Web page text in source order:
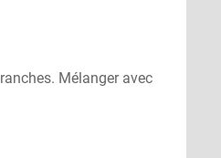
Mélanger avec